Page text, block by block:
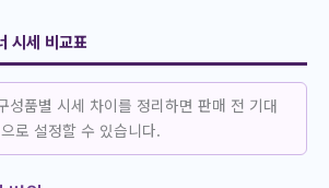
시세 비교표
성품별 시세 차이를 정리하면 판매 전 기대
로 설정할 수 있습니다.